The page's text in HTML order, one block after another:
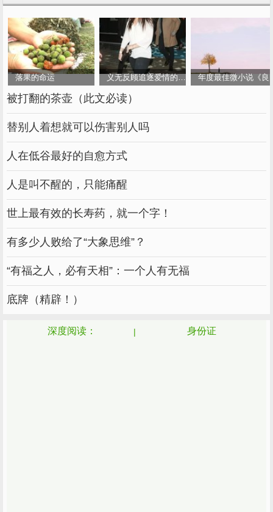
但别看他们平时比较严肃，对自己要求很高。
但是相处久了，你会发现他们私下里也有幽默的
一面，一个冷笑话经常会让人措手不及。
这种人很适合做朋友。当你难过的时候，他们可
能不会说任何安慰，但他们会和你一起默默地喝
酒。
数字为6-随和
6号的人比较随和，心胸宽广，总能从容面对一
切。
这种冷静不是因为他们有多稳定，而是因为他们
天生乐观。
都说爱笑的人运气不会太差，他们属于这种人。
我不知道，正是因为他们平静地面对一切，他们
落果的命运 义无反顾追逐爱情的女人 年度最佳微小说《良
被打翻的茶壶（此文必读）
替别人着想就可以伤害别人吗
人在低谷最好的自愈方式
人是叫不醒的，只能痛醒
世上最有效的长寿药，就一个字！
有多少人败给了“大象思维”？
“有福之人，必有天相”：一个人有无福
底牌（精辟！）
深度阅读： 身份证